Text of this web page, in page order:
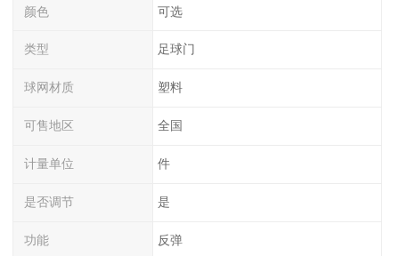
颜色 可选
类型 足球门
球网材质 塑料
可售地区 全国
计量单位 件
是否调节 是
功能 反弹